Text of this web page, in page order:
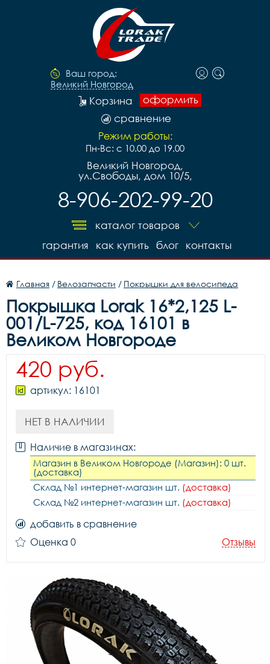
Ваш город:
Великий Новгород
оформить
Корзина
сравнение
Режим работы:
Пн-Вс: с 10.00 до 19.00
Великий Новгород,
ул.Свободы, дом 10/5,
8-906-202-99-20
каталог товаров
контакты
блог
как купить
гарантия
Главная / Велозапчасти / Покрышки для велосипеда
Покрышка Lorak 16*2,125 L-
001/L-725, код 16101 в
Великом Новгороде
420 руб.
артикул: 16101
НЕТ В НАЛИЧИИ
Наличие в магазинах:
Магазин в Великом Новгороде (Магазин): 0 шт.
(доставка)
Склад №1 интернет-магазин шт. (доставка)
Склад №2 интернет-магазин шт. (доставка)
добавить в сравнение
Оценка 0
Отзывы